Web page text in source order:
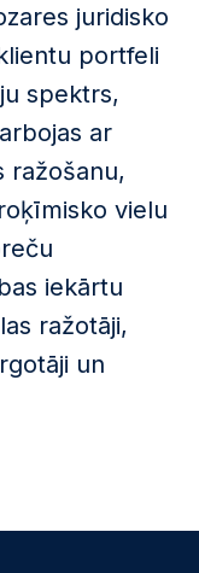
juridisko
portfeli
spektrs,
ar
ražošanu,
vielu
iekārtu
ražotāji,
un